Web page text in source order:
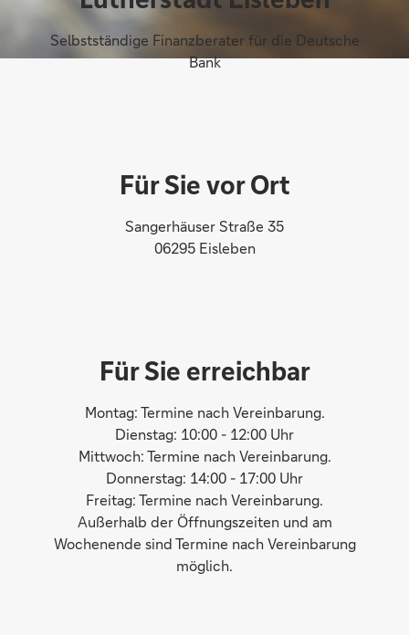
Selbstständige Finanzberater für die Deutsche
Bank
Für Sie vor Ort
Sangerhäuser Straße 35
06295 Eisleben
Für Sie erreichbar
Montag: Termine nach Vereinbarung.
Dienstag: 10:00 - 12:00 Uhr
Mittwoch: Termine nach Vereinbarung.
Donnerstag: 14:00 - 17:00 Uhr
Freitag: Termine nach Vereinbarung.
Außerhalb der Öffnungszeiten und am
Wochenende sind Termine nach Vereinbarung
möglich.